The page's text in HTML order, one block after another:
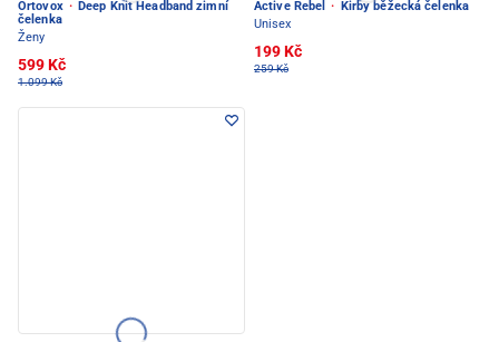
Ortovox · Deep Knit Headband zimní
čelenka
Ženy
599 Kč
1.099 Kč
Active Rebel ·
Kirby běžecká čelenka
Unisex
199 Kč
259 Kč